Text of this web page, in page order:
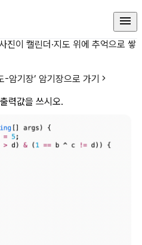
대한 알맞는 출
진이 캘린더·지도 위에 추억으로 쌓
-암기장’ 암기장으로 가기
력값을 쓰시오.